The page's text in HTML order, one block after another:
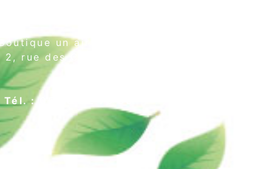
un air de thé
2, rue des Cordeliers
Tél. : 05 59 02 75 55